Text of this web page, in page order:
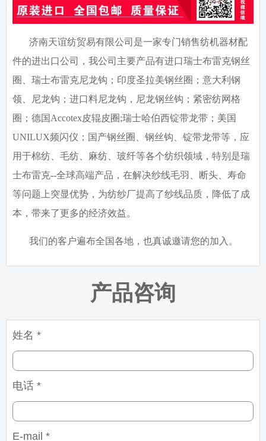
济南天谊纺贸易有限公司是一家专门销售纺机器材配
件的进出口公司，我公司主要产品有进口瑞士布雷克钢丝
圈、瑞士布雷克尼龙钩；印度圣拉美钢丝圈；意大利钢
领、尼龙钩；进口料尼龙钩，尼龙钢丝钩；紧密纺网格
圈；德国 Accotex皮辊皮圈;瑞士哈伯西锭带龙带；美国
UNILUX频闪仪；国产钢丝圈、钢丝钩、锭带龙带等，应
用于棉纺、毛纺、麻纺、玻纤等各个纺织领域，特别是瑞
士布雷克--全球高端产品，在解决纱线毛羽、断头、寿命
等问题上突显优势，为纺纱厂提高了纱线品质，降低了成
本，带来了更多的经济效益。
我们的客户遍布全国各地，也真诚邀请您的加入。
产品咨询
姓名 *
电话 *
E-mail *